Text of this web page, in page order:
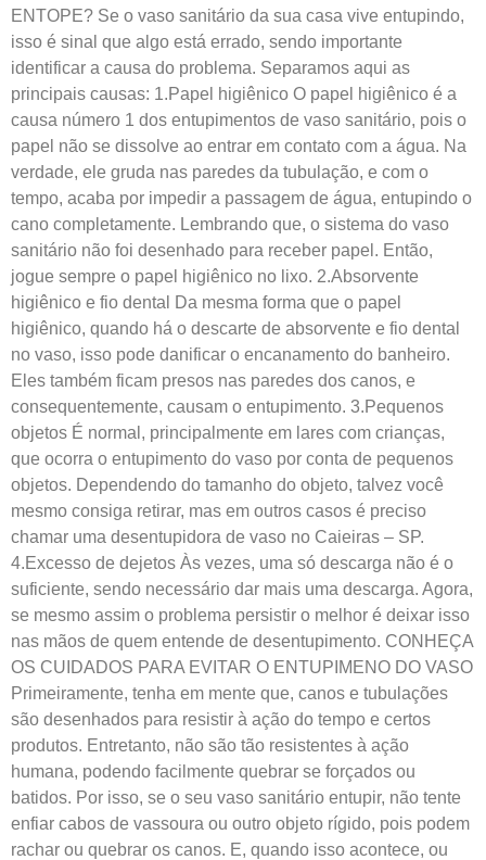
ENTOPE? Se o vaso sanitário da sua casa vive entupindo,
isso é sinal que algo está errado, sendo importante
identificar a causa do problema. Separamos aqui as
principais causas: 1.Papel higiênico O papel higiênico é a
causa número 1 dos entupimentos de vaso sanitário, pois o
papel não se dissolve ao entrar em contato com a água. Na
verdade, ele gruda nas paredes da tubulação, e com o
tempo, acaba por impedir a passagem de água, entupindo o
cano completamente. Lembrando que, o sistema do vaso
sanitário não foi desenhado para receber papel. Então,
jogue sempre o papel higiênico no lixo. 2.Absorvente
higiênico e fio dental Da mesma forma que o papel
higiênico, quando há o descarte de absorvente e fio dental
no vaso, isso pode danificar o encanamento do banheiro.
Eles também ficam presos nas paredes dos canos, e
consequentemente, causam o entupimento. 3.Pequenos
objetos É normal, principalmente em lares com crianças,
que ocorra o entupimento do vaso por conta de pequenos
objetos. Dependendo do tamanho do objeto, talvez você
mesmo consiga retirar, mas em outros casos é preciso
chamar uma desentupidora de vaso no Caieiras – SP.
4.Excesso de dejetos Às vezes, uma só descarga não é o
suficiente, sendo necessário dar mais uma descarga. Agora,
se mesmo assim o problema persistir o melhor é deixar isso
nas mãos de quem entende de desentupimento. CONHEÇA
OS CUIDADOS PARA EVITAR O ENTUPIMENO DO VASO
Primeiramente, tenha em mente que, canos e tubulações
são desenhados para resistir à ação do tempo e certos
produtos. Entretanto, não são tão resistentes à ação
humana, podendo facilmente quebrar se forçados ou
batidos. Por isso, se o seu vaso sanitário entupir, não tente
enfiar cabos de vassoura ou outro objeto rígido, pois podem
rachar ou quebrar os canos. E, quando isso acontece, ou